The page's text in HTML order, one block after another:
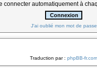
connecter automatiquement à
J'ai oublié mon mot de passe
Traduction par : phpBB-fr.com